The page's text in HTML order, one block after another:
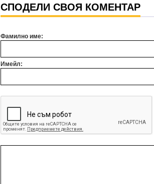
СПОДЕЛИ СВОЯ КОМЕНТАР
Фамилно име:
Имейл: